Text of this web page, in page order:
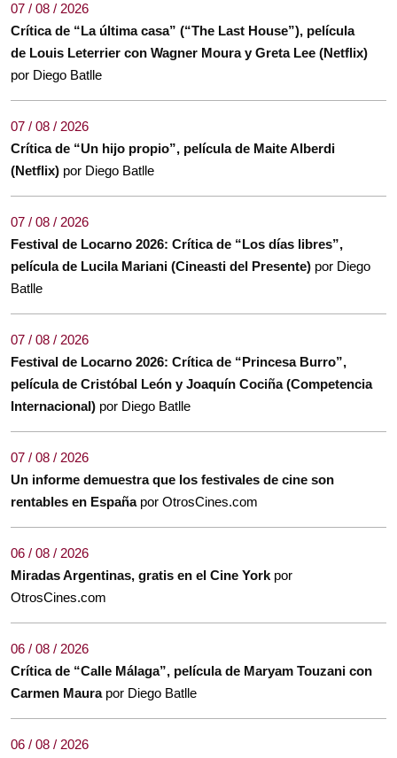
07 / 08 / 2026
Crítica de “La última casa” (“The Last House”), película
de Louis Leterrier con Wagner Moura y Greta Lee (Netflix)
por Diego Batlle
07 / 08 / 2026
Crítica de “Un hijo propio”, película de Maite Alberdi
(Netflix) por Diego Batlle
07 / 08 / 2026
Festival de Locarno 2026: Crítica de “Los días libres”,
película de Lucila Mariani (Cineasti del Presente) por Diego
Batlle
07 / 08 / 2026
Festival de Locarno 2026: Crítica de “Princesa Burro”,
película de Cristóbal León y Joaquín Cociña (Competencia
Internacional) por Diego Batlle
07 / 08 / 2026
Un informe demuestra que los festivales de cine son
rentables en España por OtrosCines.com
06 / 08 / 2026
Miradas Argentinas, gratis en el Cine York por
OtrosCines.com
06 / 08 / 2026
Crítica de “Calle Málaga”, película de Maryam Touzani con
Carmen Maura por Diego Batlle
06 / 08 / 2026